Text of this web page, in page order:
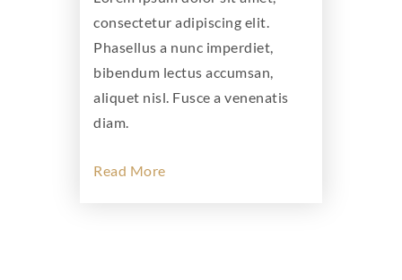
consectetur adipiscing elit.
Phasellus a nunc imperdiet,
bibendum lectus accumsan,
aliquet nisl. Fusce a venenatis
diam.
Read More